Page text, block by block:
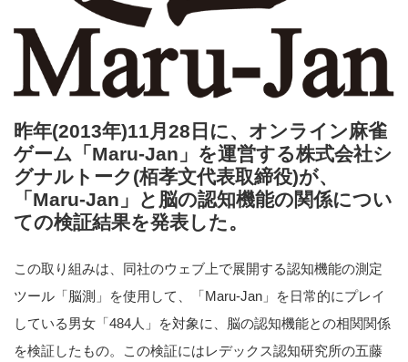
昨年(2013年)11月28日に、オンライン麻雀
ゲーム「Maru-Jan」を運営する株式会社シ
グナルトーク(栢孝文代表取締役)が、
「Maru-Jan」と脳の認知機能の関係につい
ての検証結果を発表した。
この取り組みは、同社のウェブ上で展開する認知機能の測定
ツール「脳測」を使用して、「Maru-Jan」を日常的にプレイ
している男女「484人」を対象に、脳の認知機能との相関関係
を検証したもの。この検証にはレデックス認知研究所の五藤